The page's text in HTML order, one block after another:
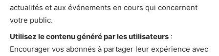
actualités et aux événements en cours qui concernent
votre public.
Utilisez le contenu généré par les utilisateurs :
Encourager vos abonnés à partager leur expérience avec